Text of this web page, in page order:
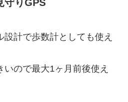
守りGPS
計で歩数計としても使え
ので最大1ヶ月前後使え